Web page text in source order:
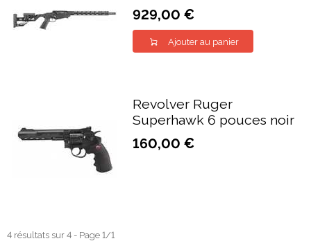
929,00 €
Ajouter au panier
Revolver Ruger
Superhawk 6 pouces noir
160,00 €
4 résultats sur 4 - Page 1/1